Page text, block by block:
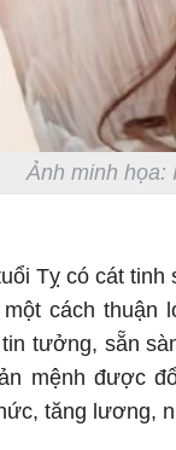
Ảnh minh họa:
Tỵ có cát
cách thuận
tưởng, sẵn
mệnh được
tăng lương,